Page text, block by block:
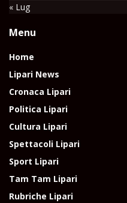
« Lug
Menu
Home
Lipari News
Cronaca Lipari
Politica Lipari
Cultura Lipari
Spettacoli Lipari
Sport Lipari
Tam Tam Lipari
Rubriche Lipari